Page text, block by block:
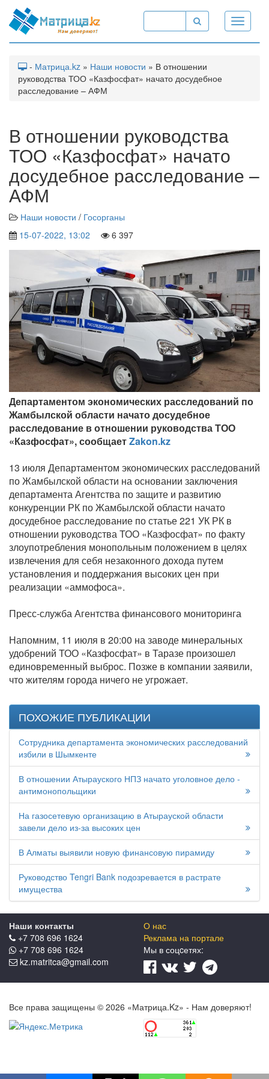
Toggle
- Матрица.kz » Наши новости » В отношении
руководства ТОО «Казфосфат» начато досудебное
расследование – АФМ
В отношении руководства
ТОО «Казфосфат» начато
досудебное расследование –
АФМ
Наши новости / Госорганы
15-07-2022, 13:02
6 397
Департаментом экономических расследований по
Жамбылской области начато досудебное
расследование в отношении руководства ТОО
«Казфосфат», сообщаетZakon.kz
13 июля Департаментом экономических расследований
по Жамбылской области на основании заключения
департамента Агентства по защите и развитию
конкуренции РК по Жамбылской области начато
досудебное расследование по статье 221 УК РК в
отношении руководства ТОО «Казфосфат» по факту
злоупотребления монопольным положением в целях
извлечения для себя незаконного дохода путем
установления и поддержания высоких цен при
реализации «аммофоса».
Пресс-служба Агентства финансового мониторинга
Напомним, 11 июля в 20:00 на заводе минеральных
удобрений ТОО «Казфосфат» в Таразе произошел
единовременный выброс. Позже в компании заявили,
что жителям города ничего не угрожает.
ПОХОЖИЕ ПУБЛИКАЦИИ
Сотрудника департамента экономических расследований
избили в Шымкенте
В отношении Атырауского НПЗ начато уголовное дело -
антимонопольщики
На газосетевую организацию в Атырауской области
завели дело из-за высоких цен
В Алматы выявили новую финансовую пирамиду
Руководство Tengri Bank подозревается в растрате
имущества
Наши контакты
+7 708 696 1624
+7 708 696 1624
kz.matritca@gmail.com
О нас
Реклама на портале
Мы в соцcетях:
Все права защищены © 2026 «Матрица.Kz» - Нам доверяют!